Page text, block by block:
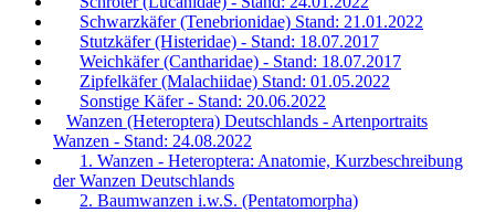
Schwarzkäfer (Tenebrionidae) Stand: 21.01.2022
Stutzkäfer (Histeridae) - Stand: 18.07.2017
Weichkäfer (Cantharidae) - Stand: 18.07.2017
Zipfelkäfer (Malachiidae) Stand: 01.05.2022
Sonstige Käfer - Stand: 20.06.2022
Wanzen (Heteroptera) Deutschlands - Artenportraits
Wanzen - Stand: 24.08.2022
1. Wanzen - Heteroptera: Anatomie, Kurzbeschreibung
der Wanzen Deutschlands
2. Baumwanzen i.w.S. (Pentatomorpha)